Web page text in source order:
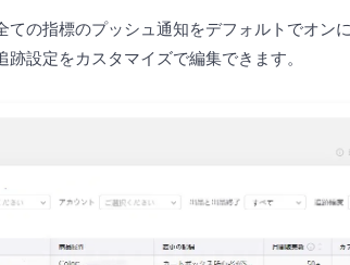
ての指標のプッシュ通知をデフォルトでオン
跡設定をカスタマイズで編集できます。